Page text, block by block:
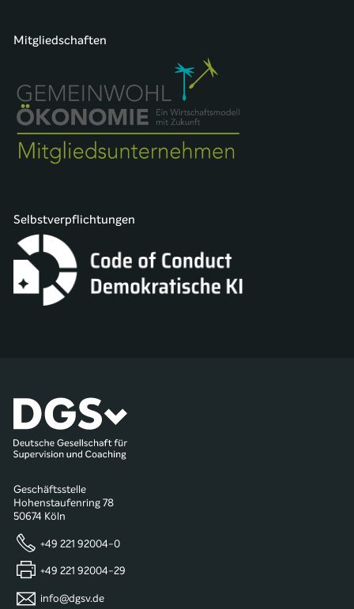
Mitgliedschaften
Selbstverpflichtungen
Geschäftsstelle
Hohenstaufenring 78
50674 Köln
+49 221 92004-0
+49 221 92004-29
info@dgsv.de